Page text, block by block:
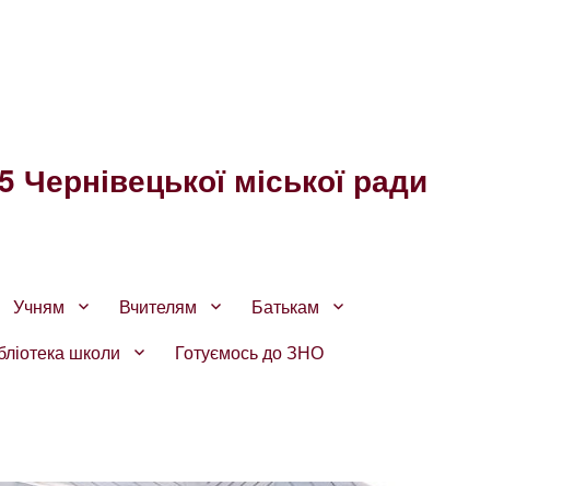
Чернівецької міської ради
Учням Вчителям
Батькам
школи
Готуємось до ЗНО